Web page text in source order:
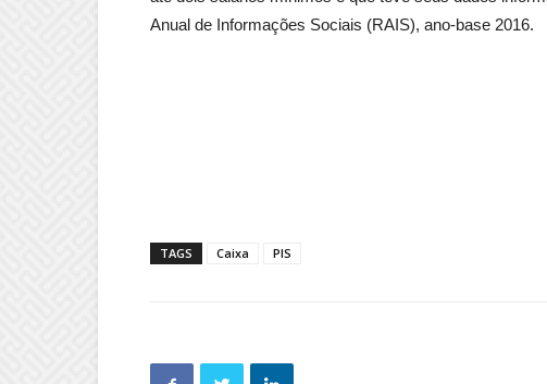
Anual de Informações Sociais (RAIS), ano-base 2016.
TAGS Caixa PIS